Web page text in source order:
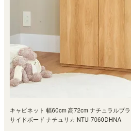
キャビネット 幅60cm 高72cm ナチュラルブ
サイドボード ナチュリカ NTU-7060DHNA